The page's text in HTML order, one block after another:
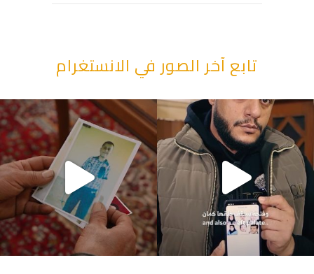
تابع آخر الصور في الانستغرام
“وقت بيمرق العيد.. ببكي.” ف